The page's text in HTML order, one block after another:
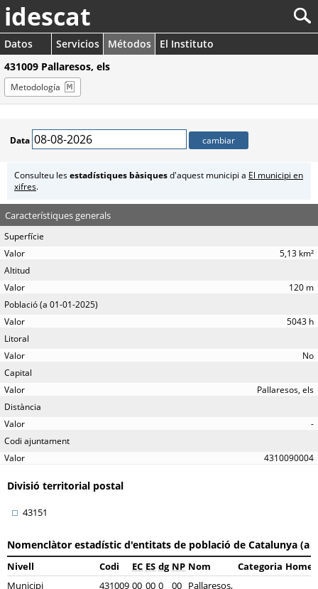
idescat
Datos Servicios Métodos
El Instituto
431009 Pallaresos, els
Metodología
Data
Consulteu lesestadístiques bàsiquesd'aquest municipi a El municipi en
xifres.
Característiques generals
Superfície
5,13 km²
Altitud
120 m
Població (a 01-01-2025)
5043 h
Litoral
No
Capital
Pallaresos, els
Distància
-
Codi ajuntament
4310090004
Divisió territorial postal
43151
Nomenclàtor estadístic d'entitats de població de Catalunya (a
Nivell Codi EC ES dg NP Nom Categoria Homes
Municipi
431009 00 00 0 00 Pallaresos,